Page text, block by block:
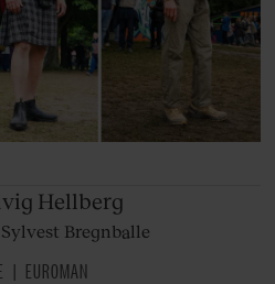
Hellberg
Bregnballe
EUROMAN